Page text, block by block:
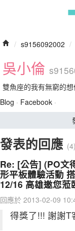
/ s9156092002 /
吳小倫
雙魚座的我有無窮的
Blog · Facebook ·
發表的回應 (4)
Re: [公告] (PO文
形平板體驗活動
12/16 高雄邀您蒞
回應於 2013-02-09
得獎了!!! 謝